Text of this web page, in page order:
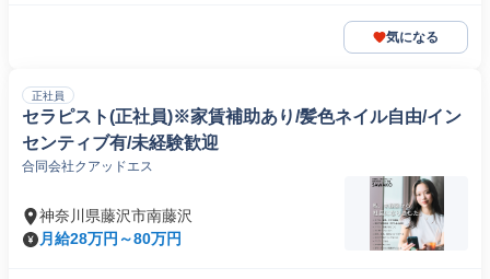
気になる
正社員
セラピスト(正社員)※家賃補助あり/髪色ネイル自由/イン
センティブ有/未経験歓迎
合同会社クアッドエス
神奈川県藤沢市南藤沢
月給28万円～80万円